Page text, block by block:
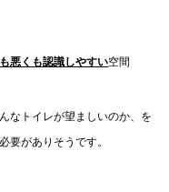
悪くも認識しやすい空間
なトイレが望ましいのか、を
要がありそうです。